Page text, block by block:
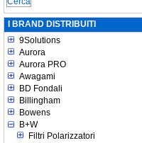
I BRAND DISTRIBUITI
9Solutions
Aurora
Aurora PRO
Awagami
BD Fondali
Billingham
Bowens
B+W
Filtri Polarizzatori